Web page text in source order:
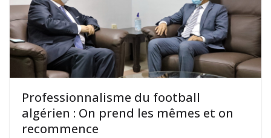
Professionnalisme du football
algérien : On prend les mêmes et on
recommence